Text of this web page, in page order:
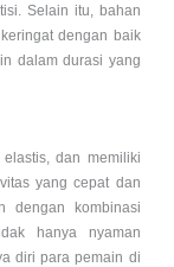
Selain itu, bahan
dengan baik
dalam durasi yang
dan memiliki
yang cepat dan
dengan kombinasi
hanya nyaman
diri para pemain di